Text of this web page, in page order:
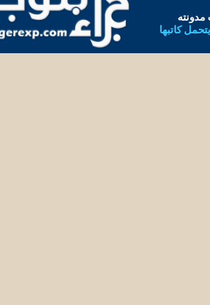
مدونته
كاتبها